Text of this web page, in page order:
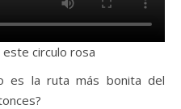
este circulo rosa
es la ruta más bonita del